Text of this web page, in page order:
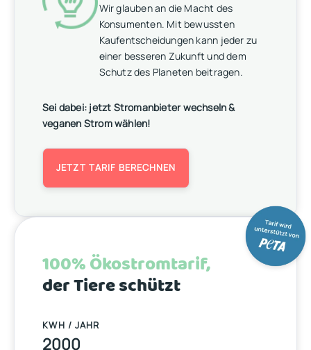
Wir glauben an die Macht des
Konsumenten. Mit bewussten
Kaufentscheidungen kann jeder zu
einer besseren Zukunft und dem
Schutz des Planeten beitragen.
Sei dabei: jetzt Stromanbieter wechseln &
veganen Strom wählen!
JETZT TARIF BERECHNEN
100% Ökostromtarif,
der Tiere schützt
KWH / JAHR